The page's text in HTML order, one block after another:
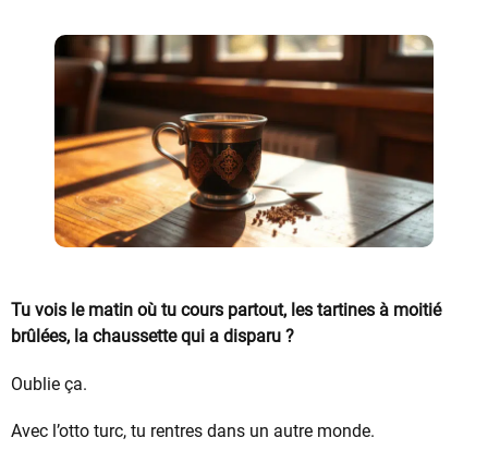
Tu vois le matin où tu cours partout, les tartines à moitié
brûlées, la chaussette qui a disparu ?
Oublie ça.
Avec l’otto turc, tu rentres dans un autre monde.